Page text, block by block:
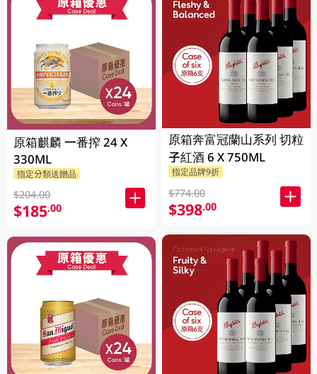
原箱麒麟 一番搾 24 X
330ML
指定分類送贈品
$204.00
$185.00
原箱奔富冠蘭山系列 切粒
子紅酒 6 X 750ML
指定品牌9折
$774.00
$398.00